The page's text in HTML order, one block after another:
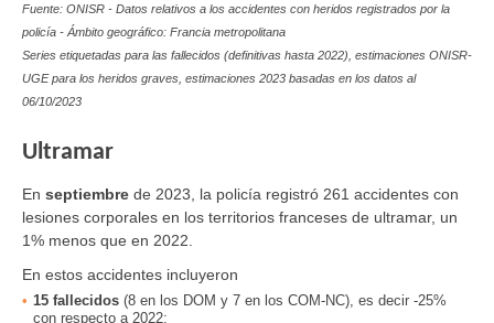
Fuente: ONISR - Datos relativos a los accidentes con heridos registrados por la
policía - Ámbito geográfico: Francia metropolitana
Series etiquetadas para las fallecidos (definitivas hasta 2022), estimaciones ONISR-
UGE para los heridos graves, estimaciones 2023 basadas en los datos al
06/10/2023
Ultramar
En septiembre de 2023, la policía registró 261 accidentes con
lesiones corporales en los territorios franceses de ultramar, un
1% menos que en 2022.
En estos accidentes incluyeron
15 fallecidos (8 en los DOM y 7 en los COM-NC), es decir -25%
con respecto a 2022;